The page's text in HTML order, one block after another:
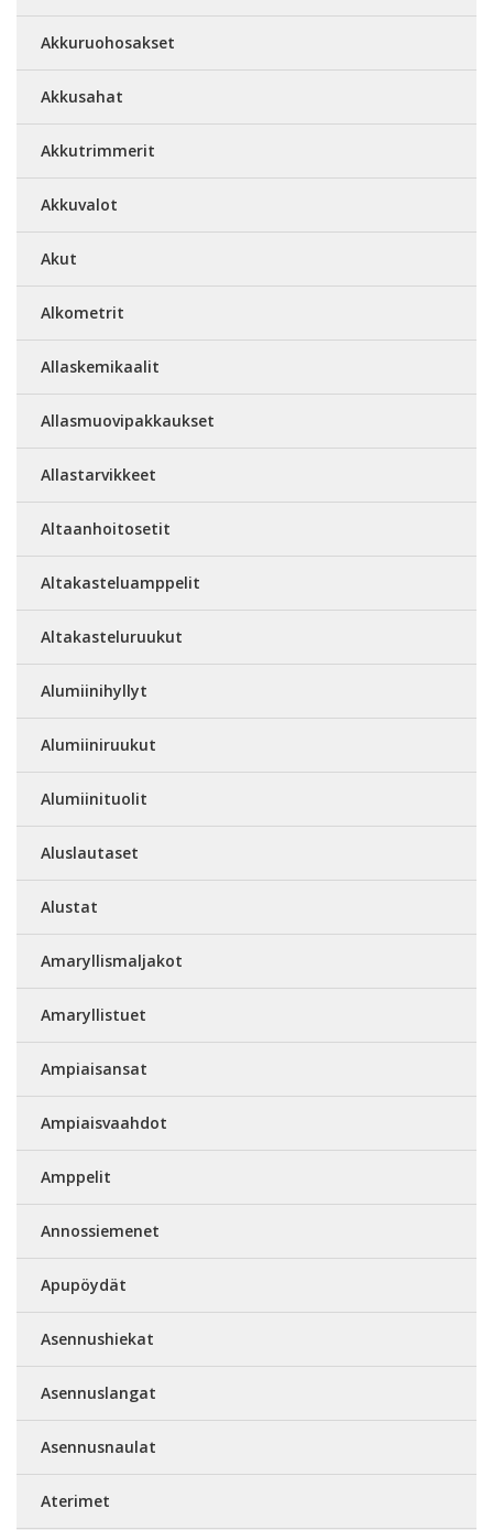
Akkuruohosakset
Akkusahat
Akkutrimmerit
Akkuvalot
Akut
Alkometrit
Allaskemikaalit
Allasmuovipakkaukset
Allastarvikkeet
Altaanhoitosetit
Altakasteluamppelit
Altakasteluruukut
Alumiinihyllyt
Alumiiniruukut
Alumiinituolit
Aluslautaset
Alustat
Amaryllismaljakot
Amaryllistuet
Ampiaisansat
Ampiaisvaahdot
Amppelit
Annossiemenet
Apupöydät
Asennushiekat
Asennuslangat
Asennusnaulat
Aterimet